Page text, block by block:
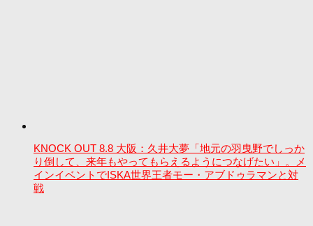
KNOCK OUT 8.8 大阪：久井大夢「地元の羽曳野でしっか
り倒して、来年もやってもらえるようにつなげたい」。メ
インイベントでISKA世界王者モー・アブドゥラマンと対
戦